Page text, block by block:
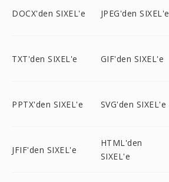
DOCX'den SIXEL'e JPEG'den SIXEL'e
TXT'den SIXEL'e GIF'den SIXEL'e
PPTX'den SIXEL'e SVG'den SIXEL'e
JFIF'den SIXEL'e
HTML'den
SIXEL'e